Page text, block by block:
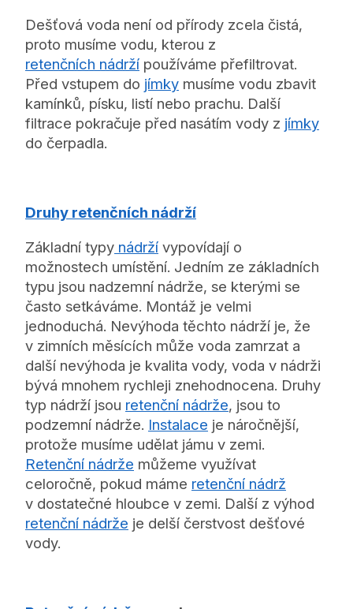
Dešťová voda není od přírody zcela čistá,
proto musíme vodu, kterou z
retenčních nádrží používáme přefiltrovat.
Před vstupem do jímky musíme vodu zbavit
kamínků, písku, listí nebo prachu. Další
filtrace pokračuje před nasátím vody z jímky
do čerpadla.
Druhy retenčních nádrží
Základní typy nádrží vypovídají o
možnostech umístění. Jedním ze základních
typu jsou nadzemní nádrže, se kterými se
často setkáváme. Montáž je velmi
jednoduchá. Nevýhoda těchto nádrží je, že
v zimních měsících může voda zamrzat a
další nevýhoda je kvalita vody, voda v nádrži
bývá mnohem rychleji znehodnocena. Druhy
typ nádrží jsou retenční nádrže, jsou to
podzemní nádrže. Instalace je náročnější,
protože musíme udělat jámu v zemi.
Retenční nádrže můžeme využívat
celoročně, pokud máme retenční nádrž
v dostatečné hloubce v zemi. Další z výhod
retenční nádrže je delší čerstvost dešťové
vody.